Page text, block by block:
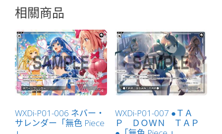
Ｇ
色
輔
助
分
身
LOVIT（美
美）
LV2
相關商品
WXDi-P01-006 ネバー・
サレンダー「無色 Piece
WXDi-P01-007 ●ＴＡ
Ｐ ＤＯＷＮ ＴＡＰ